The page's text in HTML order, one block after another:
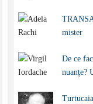
mister
De ce
nuanțe?